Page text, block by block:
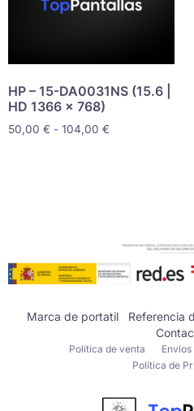
HP – 15-DA0031NS (15.6 |
HD 1366 x 768)
50,00 € - 104,00 €
Marca de portatil Referencia
Política de venta Envíos
Política de